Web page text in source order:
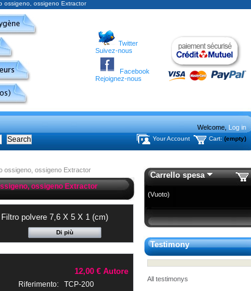
ossigeno, ossigeno Extractor
Twitter
Suivez-nous
Facebook
Rejoignez-nous
Welcome, Log in
Cart: (empty)
Your Account
ossigeno, ossigeno Extractor
ossigeno Extractor
Filtro polvere 7,6 X 5 X 1 (cm)
Di più
12,00 €Autore
Riferimento:
TCP-200
Carrello spesa
(Vuoto)
Testimony
All testimonys